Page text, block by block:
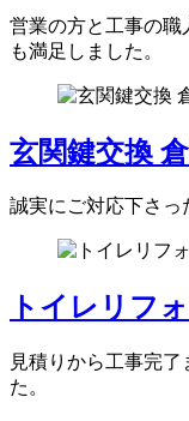
営業の方と工事の職
も満足しました。
玄関鍵交換
誠実にご対応下さっ
トイレリフ
見積りから工事完
た。